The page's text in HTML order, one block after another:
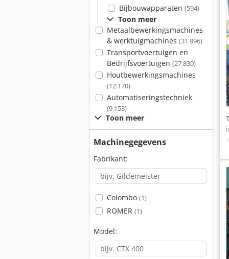
Bijbouwapparaten (594)
Toon meer
Metaalbewerkingsmachines
& werktuigmachines (31.996)
Transportvoertuigen en
Bedrijfsvoertuigen (27.830)
Houtbewerkingsmachines
(12.170)
Automatiseringstechniek
(9.153)
Toon meer
Machinegegevens
Fabrikant:
Colombo (1)
ROMER (1)
Model: